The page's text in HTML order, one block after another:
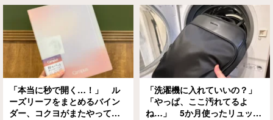
「本当に秒で開く…！」 ル
ーズリーフをまとめるバイン
ダー、コクヨがまたやってく
「洗濯機に入れていいの？」
「やっぱ、ここ汚れてるよ
ね…」 5か月使ったリュック